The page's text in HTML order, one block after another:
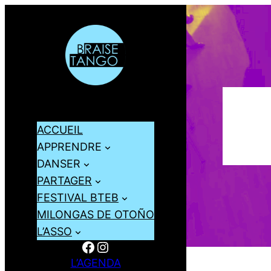
ACCUEIL
APPRENDRE
DANSER
PARTAGER
FESTIVAL BTEB
MILONGAS DE OTOÑO
L’ASSO
Facebook Instagram
L’AGENDA